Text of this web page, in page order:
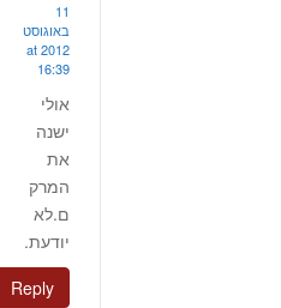
11
באוגוסט
2012 at
16:39
אולי
ישנה
את
המרק
ם.לא
יודעת.
Reply